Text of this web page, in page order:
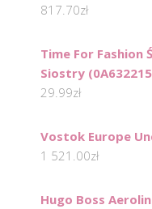
817.70zł
Time For Fashion
Siostry
29.99zł
Vostok Europe
1 521.00zł
Hugo Boss